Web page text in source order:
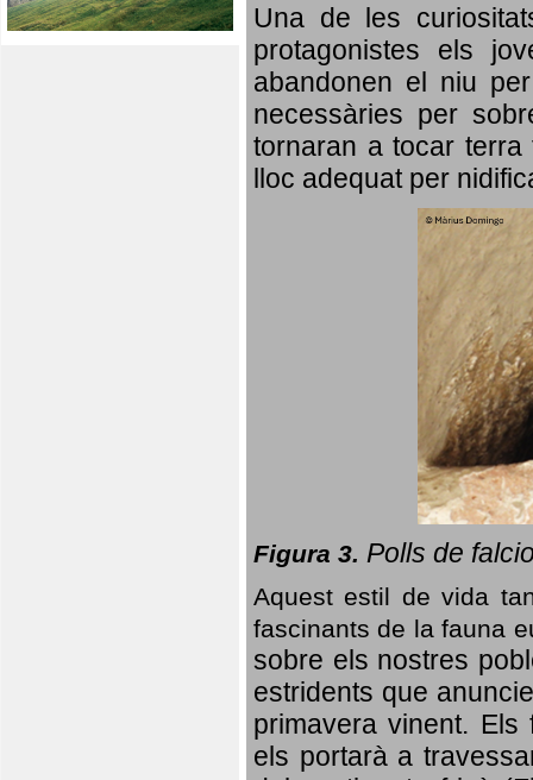
Una de les
protagonistes els
abandonen el niu
necessàries per
tornaran a tocar
lloc adequat per
Figura 3. Polls de
Aquest estil de vida
fascinants de la fauna
sobre els nostres
estridents que
primavera vinent. Els
els portarà a